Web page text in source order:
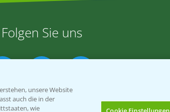
Folgen Sie uns
unsere Website
auch die in der
wie